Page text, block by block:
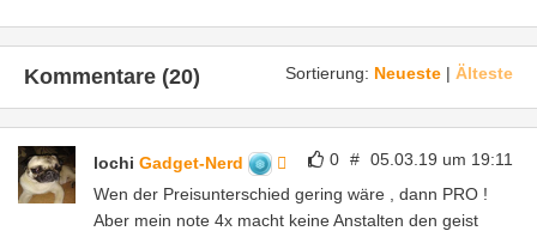
Sortierung: Neueste | Älteste
Kommentare (20)
0 # 05.03.19 um 19:11
lochi Gadget-Nerd
Wen der Preisunterschied gering wäre , dann PRO !
Aber mein note 4x macht keine Anstalten den geist